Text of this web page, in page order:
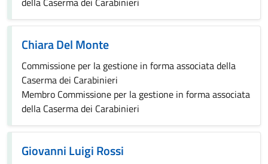
Chiara Del Monte
Commissione per la gestione in forma associata della
Caserma dei Carabinieri
Membro Commissione per la gestione in forma associata
della Caserma dei Carabinieri
Giovanni Luigi Rossi